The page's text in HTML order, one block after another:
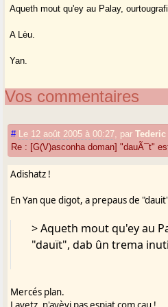
Aqueth mout qu'ey au Palay,
A Lèu.
Yan.
Vos commentaires
# Le 12 août 2005 à 00:27 par
Re : [G(V)asconha doman] "dauÃ¯t"
Adishatz !
En Yan que digot, a prepaus de
> Aqueth mout qu'ey au
"dauït", dab ûn trema
Mercés plan.